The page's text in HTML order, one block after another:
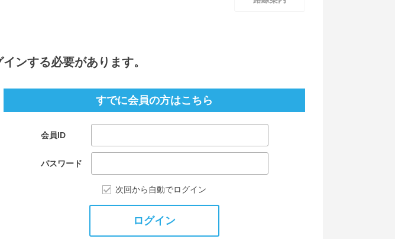
ンする必要があります。
すでに会員の方はこちら
会員ID
パスワード
次回から自動でログイン
ログイン